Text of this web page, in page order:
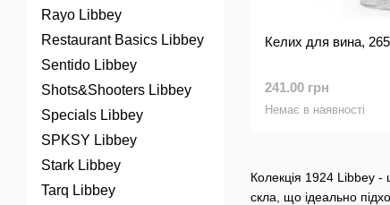
Колекція 1924 Libbey -
скла, що ідеально
Келих для вина,
241.00 грн
Немає в наявності
Rayo Libbey
Restaurant Basics Libbey
Sentido Libbey
Shots&Shooters Libbey
Specials Libbey
SPKSY Libbey
Stark Libbey
Tarq Libbey